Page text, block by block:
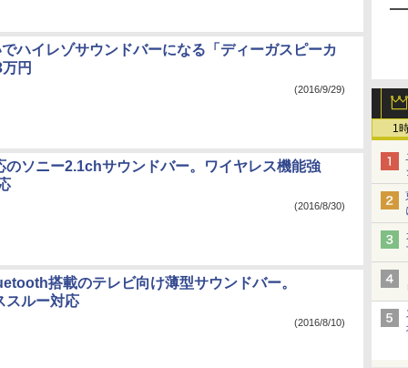
1
ハイレゾサウンドバーになる「ディーガスピーカ
円
(2016/9/29)
のソニー2.1chサウンドバー。ワイヤレス機能強
(2016/8/30)
搭載のテレビ向け薄型サウンドバー。
スルー対応
(2016/8/10)